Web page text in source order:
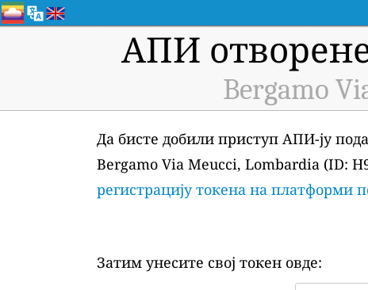
АПИ
Bergamo
Да бисте добили приступ АПИ-ју
Bergamo Via Meucci, Lombardia (ID:
регистрацију токена на платформи
Затим унесите свој токен овде: